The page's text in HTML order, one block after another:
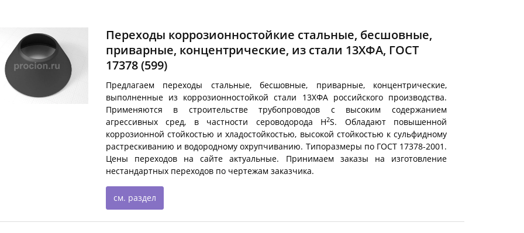
Переходы коррозионностойкие стальные, бесшовные,
приварные, концентрические, из стали 13ХФА, ГОСТ
17378(599)
Предлагаем переходы стальные, бесшовные, приварные, концентрические,
выполненные из коррозионностойкой стали 13ХФА российского производства.
Применяются в строительстве трубопроводов с высоким содержанием
агрессивных сред, в частности сероводорода H2S. Обладают повышенной
коррозионной стойкостью и хладостойкостью, высокой стойкостью к сульфидному
растрескиванию и водородному охрупчиванию. Типоразмеры по ГОСТ 17378-2001.
Цены переходов на сайте актуальные. Принимаем заказы на изготовление
нестандартных переходов по чертежам заказчика.
см. раздел